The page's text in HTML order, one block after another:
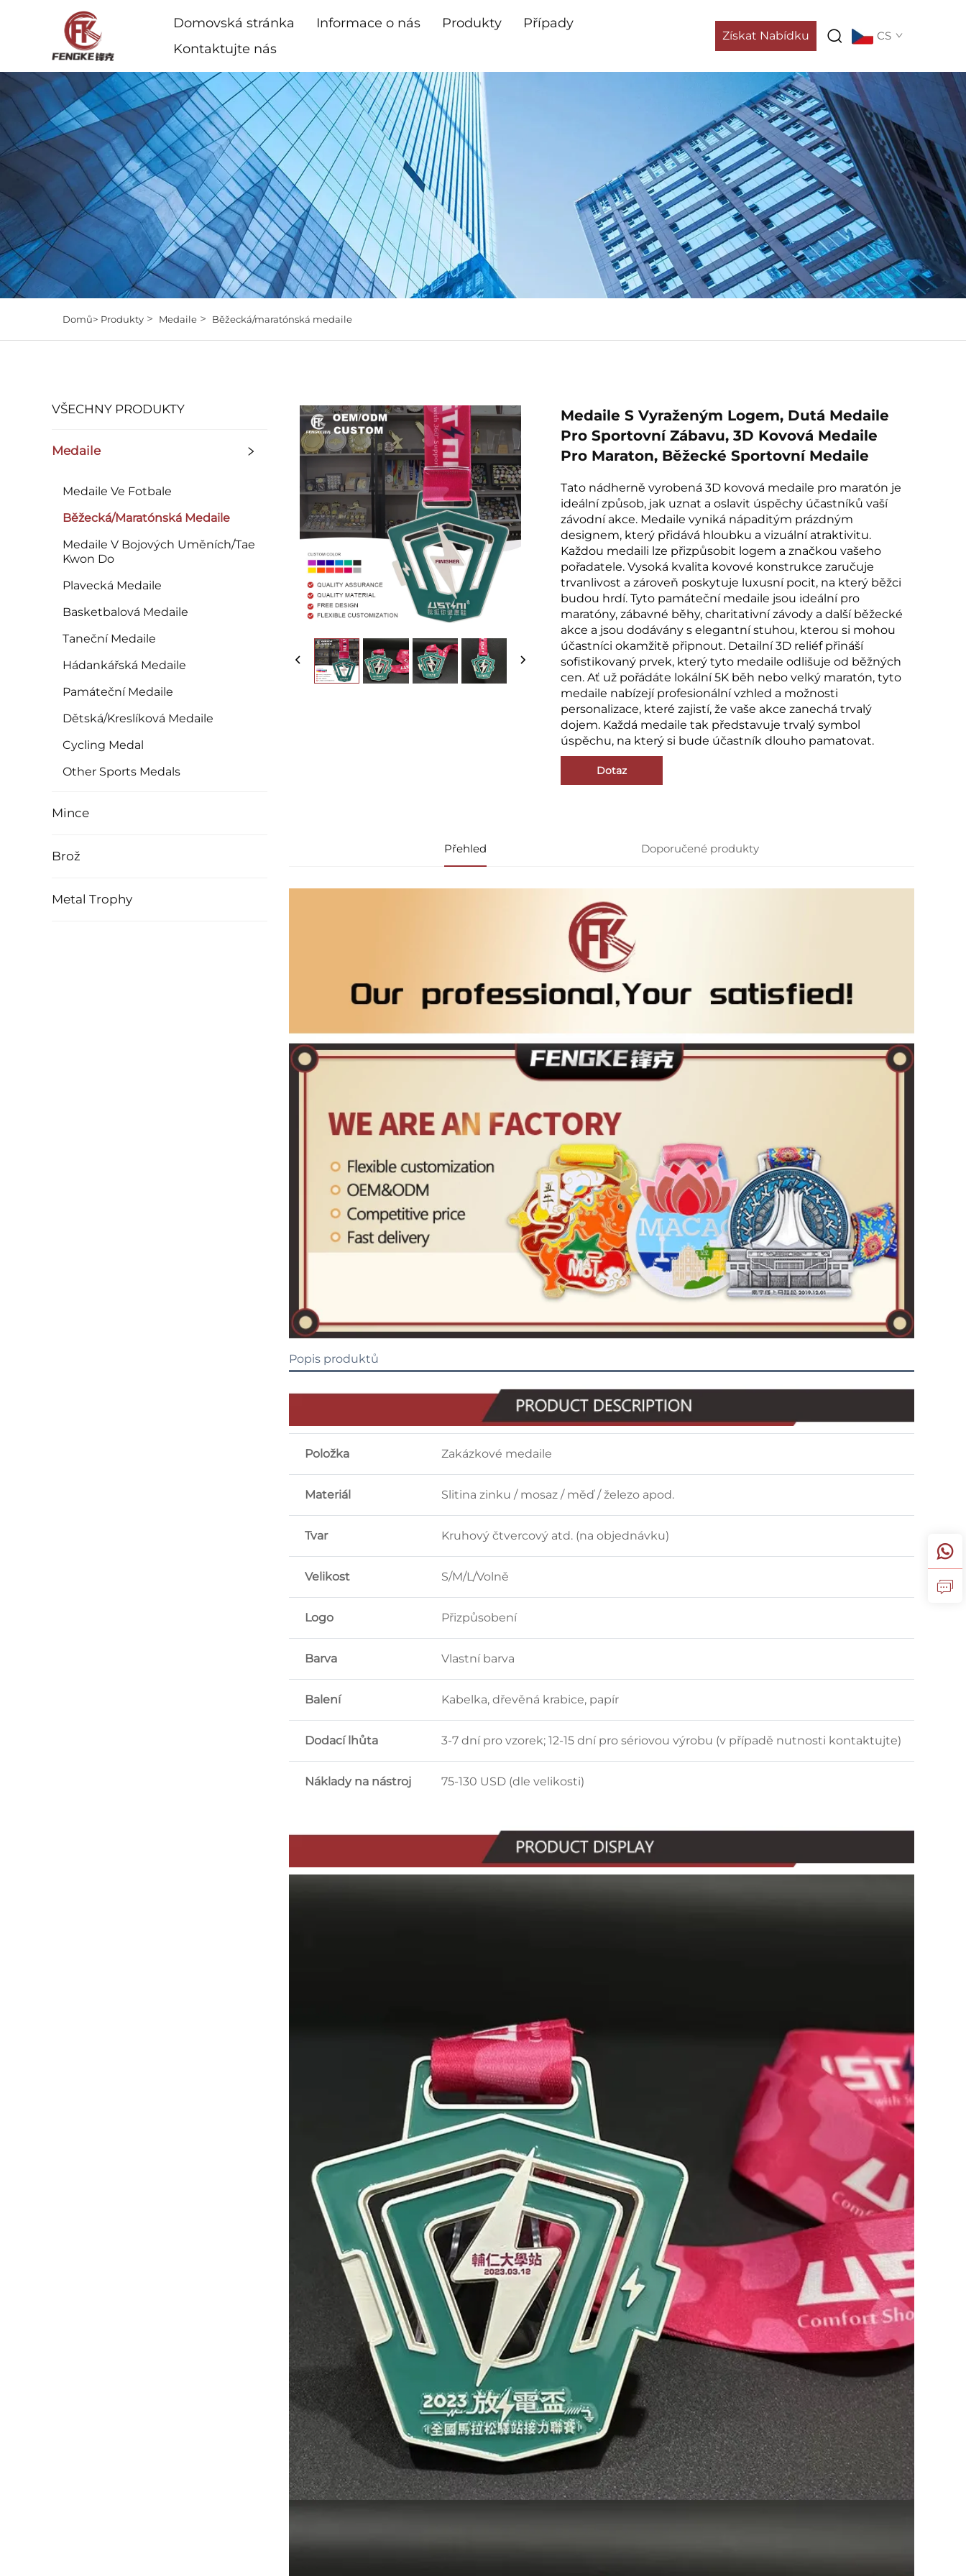
Domovská stránka Informace o nás Produkty
Případy
Kontaktujte nás
Získat Nabídku CS
Domů> Produkty > Medaile > Běžecká/maratónská medaile
VŠECHNY PRODUKTY
Medaile
Medaile Ve Fotbale
Běžecká/maratónská Medaile
Medaile V Bojových Uměních/Tae
Kwon Do
Plavecká Medaile
Basketbalová Medaile
Taneční Medaile
Hádankářská Medaile
Památeční Medaile
Dětská/kreslíková Medaile
Cycling Medal
Other Sports Medals
Mince
Brož
Metal Trophy
Medaile S Vyraženým Logem, Dutá Medaile
Pro Sportovní Zábavu, 3D Kovová Medaile
Pro Maraton, Běžecké Sportovní Medaile
Tato nádherně vyrobená 3D kovová medaile pro maratón je
ideální způsob, jak uznat a oslavit úspěchy účastníků vaší
závodní akce. Medaile vyniká nápaditým prázdným
designem, který přidává hloubku a vizuální atraktivitu.
Každou medaili lze přizpůsobit logem a značkou vašeho
pořadatele. Vysoká kvalita kovové konstrukce zaručuje
trvanlivost a zároveň poskytuje luxusní pocit, na který běžci
budou hrdí. Tyto památeční medaile jsou ideální pro
maratóny, zábavné běhy, charitativní závody a další běžecké
akce a jsou dodávány s elegantní stuhou, kterou si mohou
účastníci okamžitě připnout. Detailní 3D reliéf přináší
sofistikovaný prvek, který tyto medaile odlišuje od běžných
cen. Ať už pořádáte lokální 5K běh nebo velký maratón, tyto
medaile nabízejí profesionální vzhled a možnosti
personalizace, které zajistí, že vaše akce zanechá trvalý
dojem. Každá medaile tak představuje trvalý symbol
úspěchu, na který si bude účastník dlouho pamatovat.
Dotaz
Přehled Doporučené produkty
Popis produktů
Položka Zakázkové medaile
Materiál Slitina zinku / mosaz / měď / železo apod.
Tvar Kruhový čtvercový atd. (na objednávku)
Velikost S/M/L/Volně
Logo Přizpůsobení
Barva Vlastní barva
Balení Kabelka, dřevěná krabice, papír
Dodací lhůta 3-7 dní pro vzorek; 12-15 dní pro sériovou výrobu (v případě nutnosti kontaktujte)
Náklady na nástroj 75-130 USD (dle velikosti)